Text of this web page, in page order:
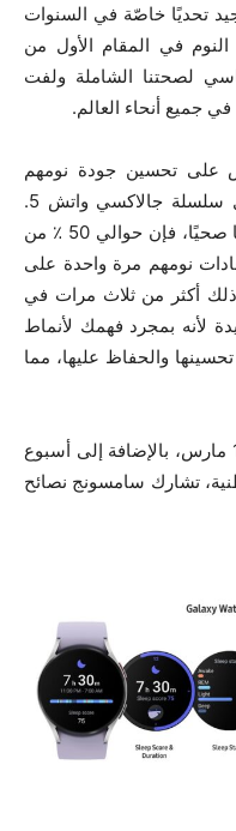
تحديًا خاصّة في السنوات
في المقام الأول من
لصحتنا الشاملة ولفت
في جميع أنحاء العالم.
على تحسين جودة نومهم
اليومي باستخدام تقنيات مبتكرة مثل سلسلة جالاكسي واتش 5.
ونظرًا لأن مراقبة النوم أصبحت اتجاهًا صحيًا، فإن حوالي 50 ٪ من
نومهم مرة واحدة على
مع 40 ٪ يفعلون ذلك أكثر من ثلاث مرات في
لأنه بمجرد فهمك لأنماط
والحفاظ عليها، مما
وللاحتفال باليوم العالمي للنوم في 17 مارس، بالإضافة إلى أسبوع
تشارك سامسونج نصائح